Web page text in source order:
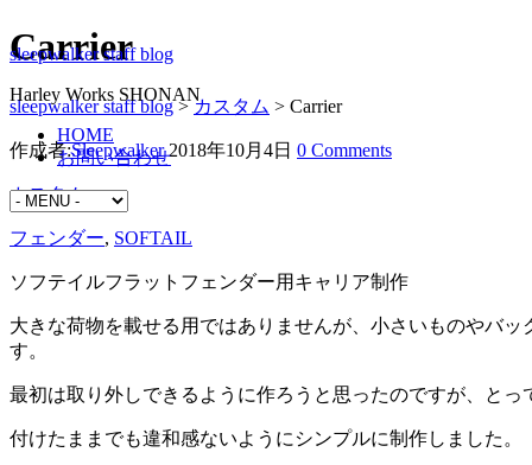
sleepwalker staff blog
Harley Works SHONAN
HOME
お問い合わせ
Carrier
sleepwalker staff blog> カスタム > Carrier
作成者:Sleepwalker 2018年10月4日 0 Comments
カスタム
フェンダー, SOFTAIL
ソフテイルフラットフェンダー用キャリア制作
大きな荷物を載せる用ではありませんが、小さいものやバ
す。
最初は取り外しできるように作ろうと思ったのですが、と
付けたままでも違和感ないようにシンプルに制作しました。